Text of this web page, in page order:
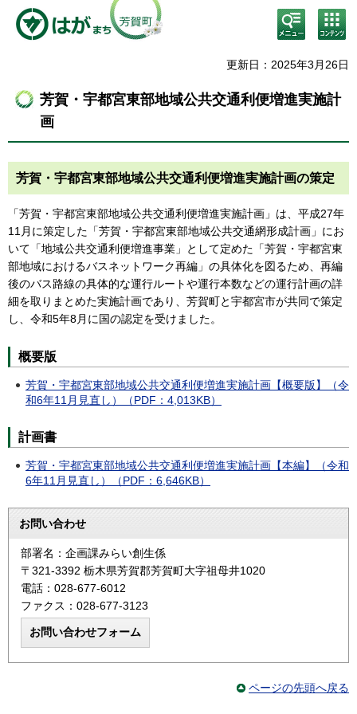
検
索・
メニ
コン
テン
ニュ
更新日：2025年3月26日
芳賀・宇都宮東部地域公共交通利便増進実施計
画
芳賀・宇都宮東部地域公共交通利便増進実施計画の策定
「芳賀・宇都宮東部地域公共交通利便増進実施計画」は、平成27年
11月に策定した「芳賀・宇都宮東部地域公共交通網形成計画」にお
いて「地域公共交通利便増進事業」として定めた「芳賀・宇都宮東
部地域におけるバスネットワーク再編」の具体化を図るため、再編
後のバス路線の具体的な運行ルートや運行本数などの運行計画の詳
細を取りまとめた実施計画であり、芳賀町と宇都宮市が共同で策定
し、令和5年8月に国の認定を受けました。
概要版
芳賀・宇都宮東部地域公共交通利便増進実施計画【概要版】（令
和6年11月見直し）（PDF：4,013KB）
計画書
芳賀・宇都宮東部地域公共交通利便増進実施計画【本編】（令和
6年11月見直し）（PDF：6,646KB）
お問い合わせ
部署名：企画課みらい創生係
〒321-3392 栃木県芳賀郡芳賀町大字祖母井1020
電話：028-677-6012
ファクス：028-677-3123
ページの先頭へ戻る